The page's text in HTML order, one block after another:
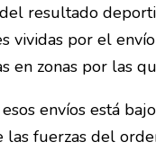
resultado
vividas por el
en zonas por las
envíos está
las fuerzas del